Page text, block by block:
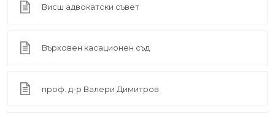
Висш адвокатски съвет
Върховен касационен съд
проф. д-р Валери Димитров